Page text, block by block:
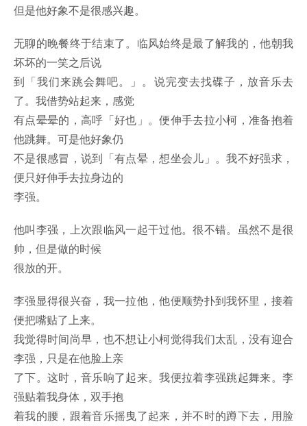
但是他好象不是很感兴趣。
无聊的晚餐终于结束了。临风始终是最了解我的，他朝我
坏坏的一笑之后说
到「我们来跳会舞吧。」。说完变去找碟子，放音乐去
了。我借势站起来，感觉
有点晕晕的，高呼「好也」。便伸手去拉小柯，准备抱着
他跳舞。可是他好象仍
不是很感冒，说到「有点晕，想坐会儿」。我不好强求，
便只好伸手去拉身边的
李强。
他叫李强，上次跟临风一起干过他。很不错。虽然不是很
帅，但是做的时候
很放的开。
李强显得很兴奋，我一拉他，他便顺势扑到我怀里，接着
便把嘴贴了上来。
我觉得时间尚早，也不想让小柯觉得我们太乱，没有迎合
李强，只是在他脸上亲
了下。这时，音乐响了起来。我便拉着李强跳起舞来。李
强贴着我身体，双手抱
着我的腰，跟着音乐摇曳了起来，并不时的蹲下去，用脸